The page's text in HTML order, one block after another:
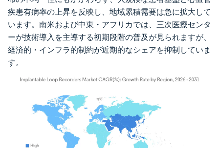
疾患有病率の上昇を反映し、地域累積需要は急に拡大して
います。南米および中東・アフリカでは、三次医療センタ
ーが技術導入を主導する初期段階の普及が見られますが、
経済的・インフラ的制約が近期的なシェアを抑制していま
す。